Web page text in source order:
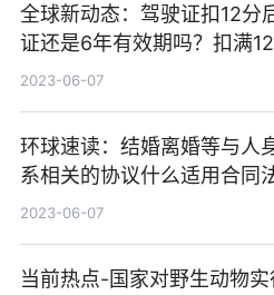
全球新动态：驾驶证扣12分
证还是6年有效期吗？扣满12
还能开车吗？
2023-06-07
环球速读：结婚离婚等与人
系相关的协议什么适用合同
规定？彩礼返还的协议书是否
2023-06-07
当前热点-国家对野生动物实